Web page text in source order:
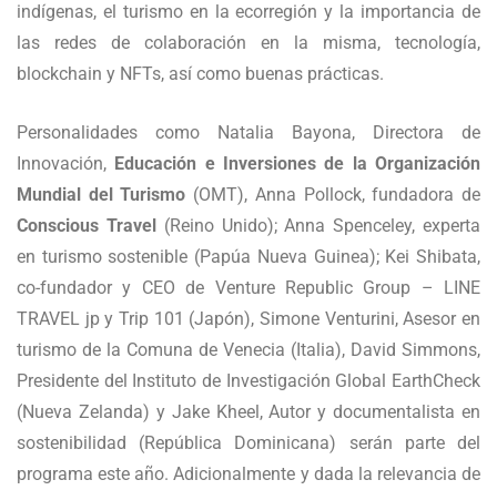
indígenas, el turismo en la ecorregión y la importancia de
las redes de colaboración en la misma, tecnología,
blockchain y NFTs, así como buenas prácticas.
Personalidades como Natalia Bayona, Directora de
Innovación, Educación e Inversiones de la Organización
Mundial del Turismo (OMT), Anna Pollock, fundadora de
Conscious Travel
(Reino Unido); Anna Spenceley, experta
en turismo sostenible (Papúa Nueva Guinea); Kei Shibata,
co-fundador y CEO de Venture Republic Group – LINE
TRAVEL jp y Trip 101 (Japón), Simone Venturini, Asesor en
turismo de la Comuna de Venecia (Italia), David Simmons,
Presidente del Instituto de Investigación Global EarthCheck
(Nueva Zelanda) y Jake Kheel, Autor y documentalista en
sostenibilidad (República Dominicana) serán parte del
programa este año. Adicionalmente y dada la relevancia de